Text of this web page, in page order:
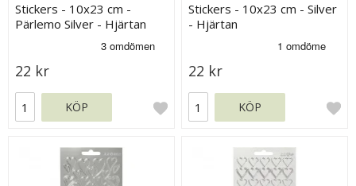
Stickers - 10x23 cm -
Pärlemo Silver - Hjärtan
22 kr
KÖP
Stickers - 10x23 cm - Silver
- Hjärtan
22 kr
KÖP